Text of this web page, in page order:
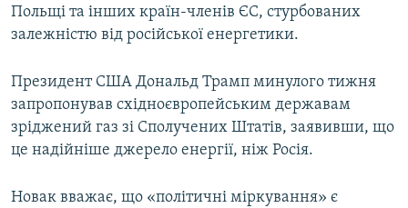
Польщі та інших країн-членів ЄС, стурбованих
залежністю від російської енергетики.
Президент США Дональд Трамп минулого тижня
запропонував східноєвропейським державам
зріджений газ зі Сполучених Штатів, заявивши, що
це надійніше джерело енергії, ніж Росія.
Новак вважає, що «політичні міркування» є